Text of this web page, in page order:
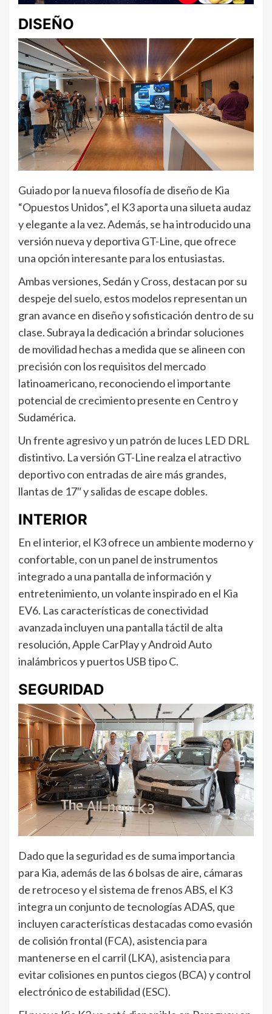
DISEÑO
Guiado por la nueva filosofía de diseño de Kia
“Opuestos Unidos”, el K3 aporta una silueta audaz
y elegante a la vez. Además, se ha introducido una
versión nueva y deportiva GT-Line, que ofrece
una opción interesante para los entusiastas.
Ambas versiones, Sedán y Cross, destacan por su
despeje del suelo, estos modelos representan un
gran avance en diseño y sofisticación dentro de su
clase. Subraya la dedicación a brindar soluciones
de movilidad hechas a medida que se alineen con
precisión con los requisitos del mercado
latinoamericano, reconociendo el importante
potencial de crecimiento presente en Centro y
Sudamérica.
Un frente agresivo y un patrón de luces LED DRL
distintivo. La versión GT-Line realza el atractivo
deportivo con entradas de aire más grandes,
llantas de 17″ y salidas de escape dobles.
INTERIOR
En el interior, el K3 ofrece un ambiente moderno y
confortable, con un panel de instrumentos
integrado a una pantalla de información y
entretenimiento, un volante inspirado en el Kia
EV6. Las características de conectividad
avanzada incluyen una pantalla táctil de alta
resolución, Apple CarPlay y Android Auto
inalámbricos y puertos USB tipo C.
SEGURIDAD
Dado que la seguridad es de suma importancia
para Kia, además de las 6 bolsas de aire, cámaras
de retroceso y el sistema de frenos ABS, el K3
integra un conjunto de tecnologías ADAS, que
incluyen características destacadas como evasión
de colisión frontal (FCA), asistencia para
mantenerse en el carril (LKA), asistencia para
evitar colisiones en puntos ciegos (BCA) y control
electrónico de estabilidad (ESC).